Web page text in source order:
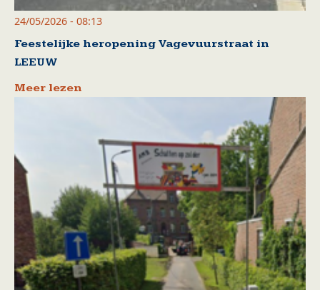
24/05/2026 - 08:13
Feestelijke heropening Vagevuurstraat in
LEEUW
Meer lezen